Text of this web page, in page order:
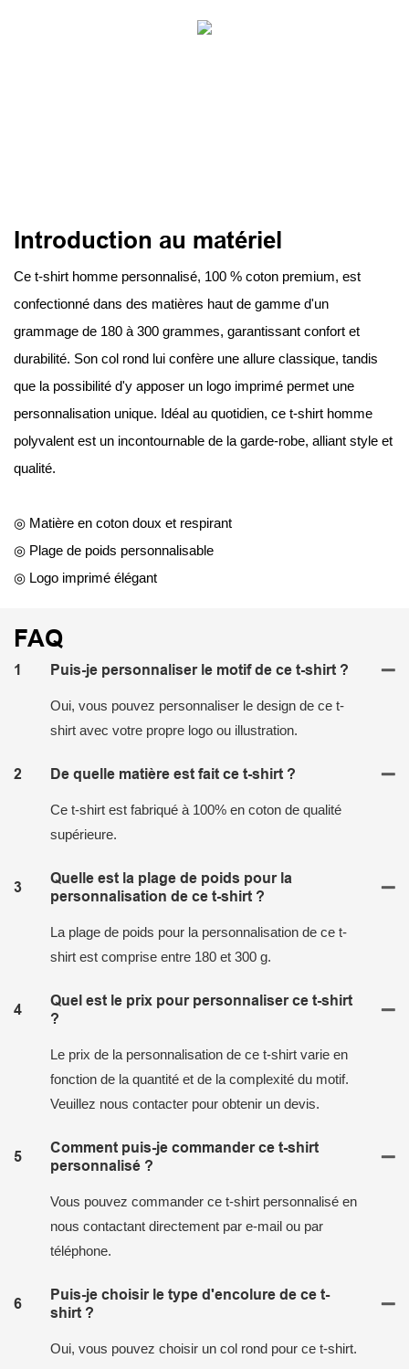
Introduction au matériel
Ce t-shirt homme personnalisé, 100 % coton premium, est
confectionné dans des matières haut de gamme d'un
grammage de 180 à 300 grammes, garantissant confort et
durabilité. Son col rond lui confère une allure classique, tandis
que la possibilité d'y apposer un logo imprimé permet une
personnalisation unique. Idéal au quotidien, ce t-shirt homme
polyvalent est un incontournable de la garde-robe, alliant style et
qualité.
◎ Matière en coton doux et respirant
◎ Plage de poids personnalisable
◎ Logo imprimé élégant
FAQ
1 Puis-je personnaliser le motif de ce t-shirt ?
Oui, vous pouvez personnaliser le design de ce t-
shirt avec votre propre logo ou illustration.
2 De quelle matière est fait ce t-shirt ?
Ce t-shirt est fabriqué à 100% en coton de qualité
supérieure.
3
Quelle est la plage de poids pour la
personnalisation de ce t-shirt ?
La plage de poids pour la personnalisation de ce t-
shirt est comprise entre 180 et 300 g.
4
Quel est le prix pour personnaliser ce t-shirt
?
Le prix de la personnalisation de ce t-shirt varie en
fonction de la quantité et de la complexité du motif.
Veuillez nous contacter pour obtenir un devis.
5
Comment puis-je commander ce t-shirt
personnalisé ?
Vous pouvez commander ce t-shirt personnalisé en
nous contactant directement par e-mail ou par
téléphone.
6
Puis-je choisir le type d'encolure de ce t-
shirt ?
Oui, vous pouvez choisir un col rond pour ce t-shirt.